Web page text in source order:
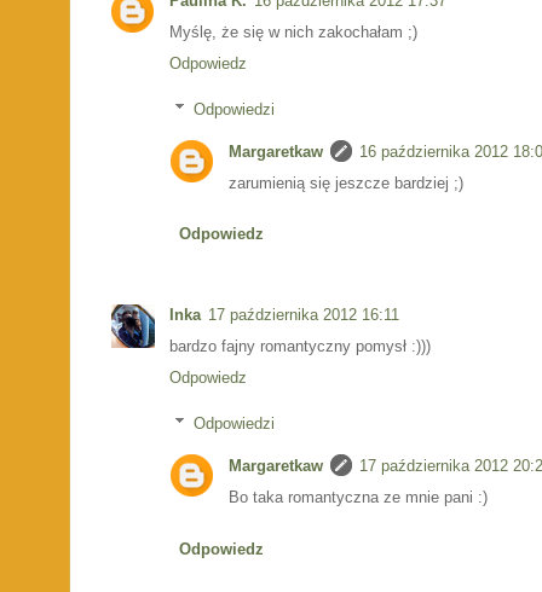
Myślę, że się w nich zakochałam ;)
Odpowiedz
Odpowiedzi
Margaretkaw
16 października 2012
zarumienią się jeszcze bardziej ;)
Odpowiedz
Inka 17 października 2012 16:11
bardzo fajny romantyczny pomysł :)))
Odpowiedz
Odpowiedzi
Margaretkaw
17 października 2012
Bo taka romantyczna ze mnie pani :)
Odpowiedz